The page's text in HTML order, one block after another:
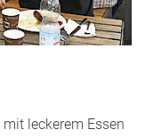
leckerem Essen